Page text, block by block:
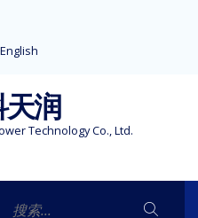
English
润
Technology Co., Ltd.